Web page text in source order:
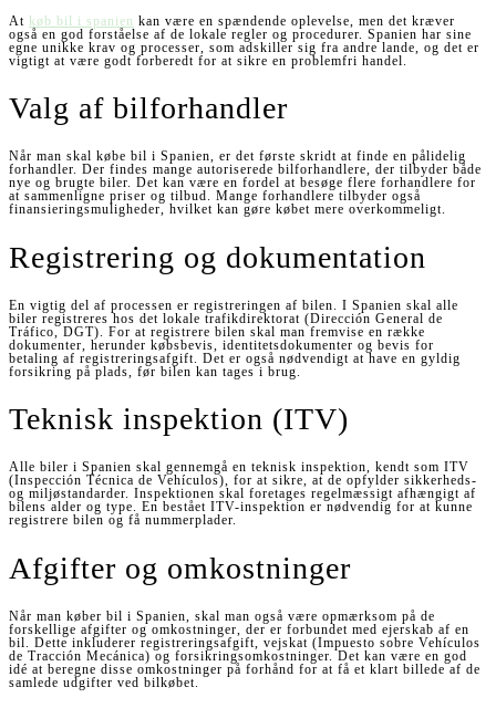
At køb bil i spanien kan være en spændende oplevelse, men det kræver
også en god forståelse af de lokale regler og procedurer. Spanien har sine
egne unikke krav og processer, som adskiller sig fra andre lande, og det er
vigtigt at være godt forberedt for at sikre en problemfri handel.
Valg af bilforhandler
Når man skal købe bil i Spanien, er det første skridt at finde en pålidelig
forhandler. Der findes mange autoriserede bilforhandlere, der tilbyder både
nye og brugte biler. Det kan være en fordel at besøge flere forhandlere for
at sammenligne priser og tilbud. Mange forhandlere tilbyder også
finansieringsmuligheder, hvilket kan gøre købet mere overkommeligt.
Registrering og dokumentation
En vigtig del af processen er registreringen af bilen. I Spanien skal alle
biler registreres hos det lokale trafikdirektorat (Dirección General de
Tráfico, DGT). For at registrere bilen skal man fremvise en række
dokumenter, herunder købsbevis, identitetsdokumenter og bevis for
betaling af registreringsafgift. Det er også nødvendigt at have en gyldig
forsikring på plads, før bilen kan tages i brug.
Teknisk inspektion (ITV)
Alle biler i Spanien skal gennemgå en teknisk inspektion, kendt som ITV
(Inspección Técnica de Vehículos), for at sikre, at de opfylder sikkerheds-
og miljøstandarder. Inspektionen skal foretages regelmæssigt afhængigt af
bilens alder og type. En bestået ITV-inspektion er nødvendig for at kunne
registrere bilen og få nummerplader.
Afgifter og omkostninger
Når man køber bil i Spanien, skal man også være opmærksom på de
forskellige afgifter og omkostninger, der er forbundet med ejerskab af en
bil. Dette inkluderer registreringsafgift, vejskat (Impuesto sobre Vehículos
de Tracción Mecánica) og forsikringsomkostninger. Det kan være en god
idé at beregne disse omkostninger på forhånd for at få et klart billede af de
samlede udgifter ved bilkøbet.